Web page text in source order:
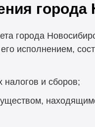
города
исполнением,
налогов и сборов;